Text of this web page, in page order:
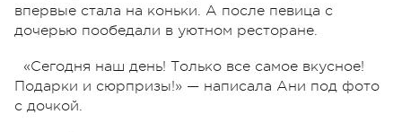
впервые стала на коньки. А после певица с
дочерью пообедали в уютном ресторане.
«Сегодня наш день! Только все самое вкусное!
Подарки и сюрпризы!» — написала Ани под фото
с дочкой.